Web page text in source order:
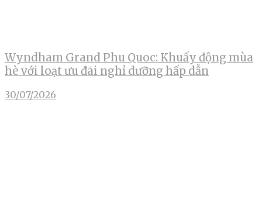
Wyndham Grand Phu Quoc: Khuấy động mùa
hè với loạt ưu đãi nghỉ dưỡng hấp dẫn
30/07/2026